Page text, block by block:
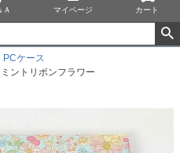
Ａ マイページ カート
PCケース
ントリボンフラワー